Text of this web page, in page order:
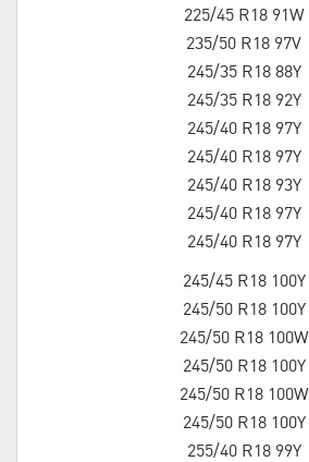
225/45 R18 91W
235/50 R18 97V
245/35 R18 88Y
245/35 R18 92Y
245/40 R18 97Y
245/40 R18 97Y
245/40 R18 93Y
245/40 R18 97Y
245/40 R18 97Y
245/45 R18 100Y
245/50 R18 100Y
245/50 R18 100W
245/50 R18 100Y
245/50 R18 100W
245/50 R18 100Y
255/40 R18 99Y